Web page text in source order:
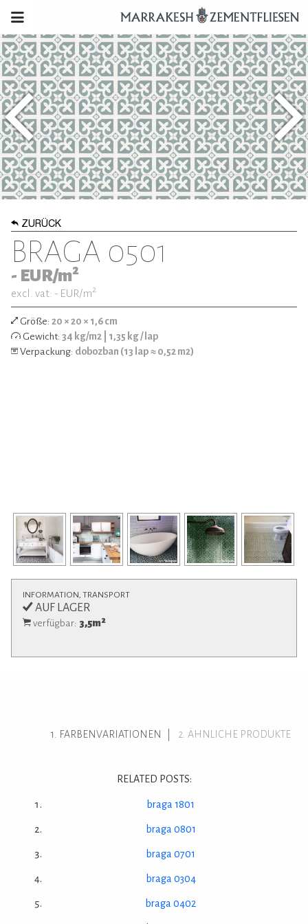
ZURÜCK
BRAGA 0501
- EUR/m2
excl. vat: - EUR/m2
Größe: 20 × 20 × 1,6 cm
Gewicht: 34 kg/m2 | 1,35 kg / lap
Verpackung: dobozban (13 lap ≈ 0,52 m2)
INFORMATION, TRANSPORT
AUF LAGER
verfügbar: 3,5m2
FARBENVARIATIONEN ÄHNLICHE PRODUKTE
RELATED POSTS:
braga 1801
braga 0801
braga 0701
braga 0304
braga 0402